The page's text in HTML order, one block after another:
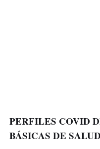
PERFILES COVID
BÁSICAS DE SALUD